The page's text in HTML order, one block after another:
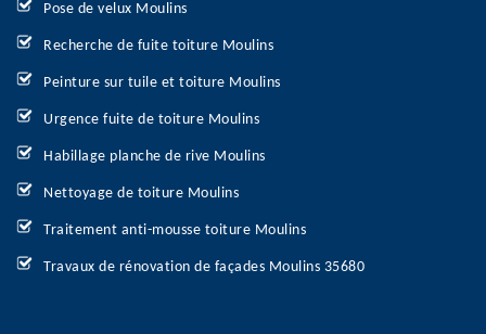
Pose de velux Moulins
Recherche de fuite toiture Moulins
Peinture sur tuile et toiture Moulins
Urgence fuite de toiture Moulins
Habillage planche de rive Moulins
Nettoyage de toiture Moulins
Traitement anti-mousse toiture Moulins
Travaux de rénovation de façades Moulins 35680